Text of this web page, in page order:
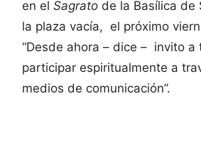
en el Sagrato de la Basílica de
la plaza vacía, el próximo
“Desde ahora – dice – invito a
participar espiritualmente a
medios de comunicación”.